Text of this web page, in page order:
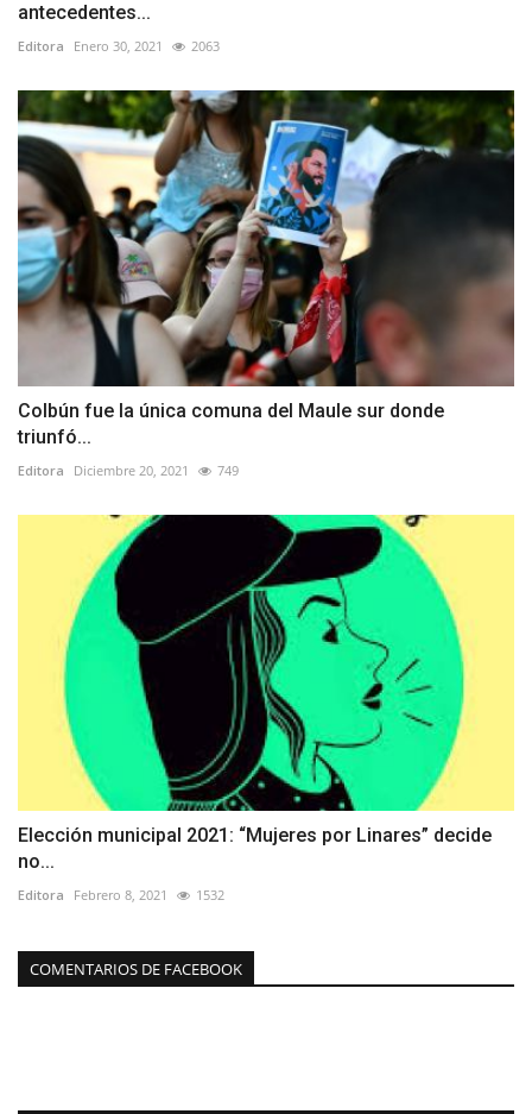
antecedentes...
Editora Enero 30, 2021 2063
Colbún fue la única comuna del Maule sur donde
triunfó...
Editora Diciembre 20, 2021 749
Elección municipal 2021: “Mujeres por Linares” decide
no...
Editora Febrero 8, 2021 1532
COMENTARIOS DE FACEBOOK